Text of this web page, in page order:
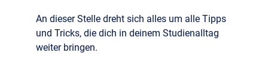
An dieser Stelle dreht sich alles um alle Tipps
und Tricks, die dich in deinem Studienalltag
weiter bringen.